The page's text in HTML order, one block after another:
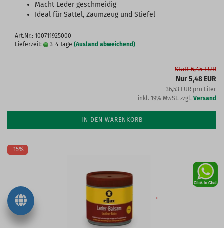
Macht Leder geschmeidig
Ideal für Sattel, Zaumzeug und Stiefel
Art.Nr.: 100711925000
Lieferzeit:
3-4 Tage (Ausland abweichend)
Statt 6,45 EUR
Nur 5,48 EUR
36,53 EUR pro Liter
inkl. 19% MwSt. zzgl. Versand
IN DEN WARENKORB
-15%